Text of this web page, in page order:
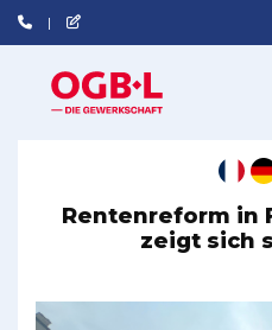
Rentenreform in
zeigt sich